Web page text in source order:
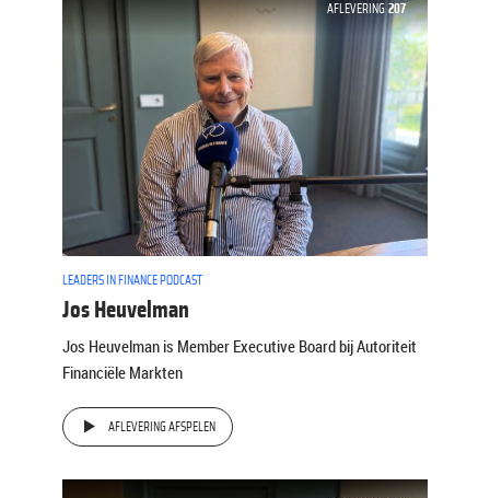
AFLEVERING 207
LEADERS IN FINANCE PODCAST
Jos Heuvelman
Jos Heuvelman is Member Executive Board bij Autoriteit
Financiële Markten
AFLEVERING AFSPELEN